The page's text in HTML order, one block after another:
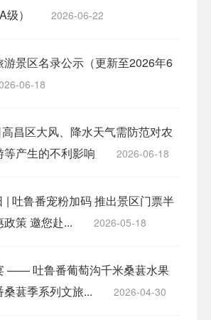
） 2026-06-22
景区名录公示（更新至2026年6
06-18
昌区大风、降水天气需防范对农
产生的不利影响
2026-06-18
| 吐鲁番宠粉加码 推出景区门票半
策 邀您赴...
2026-05-18
—— 吐鲁番葡萄沟千米桑葚水果
葚季系列文旅...
2026-04-30